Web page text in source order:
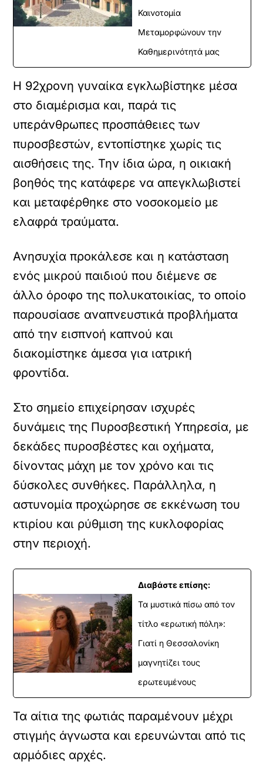
Καινοτομία
Μεταμορφώνουν την
Καθημερινότητά μας
Η 92χρονη γυναίκα εγκλωβίστηκε μέσα
στο διαμέρισμα και, παρά τις
υπεράνθρωπες προσπάθειες των
πυροσβεστών, εντοπίστηκε χωρίς τις
αισθήσεις της. Την ίδια ώρα, η οικιακή
βοηθός της κατάφερε να απεγκλωβιστεί
και μεταφέρθηκε στο νοσοκομείο με
ελαφρά τραύματα.
Ανησυχία προκάλεσε και η κατάσταση
ενός μικρού παιδιού που διέμενε σε
άλλο όροφο της πολυκατοικίας, το οποίο
παρουσίασε αναπνευστικά προβλήματα
από την εισπνοή καπνού και
διακομίστηκε άμεσα για ιατρική
φροντίδα.
Στο σημείο επιχείρησαν ισχυρές
δυνάμεις της Πυροσβεστική Υπηρεσία, με
δεκάδες πυροσβέστες και οχήματα,
δίνοντας μάχη με τον χρόνο και τις
δύσκολες συνθήκες. Παράλληλα, η
αστυνομία προχώρησε σε εκκένωση του
κτιρίου και ρύθμιση της κυκλοφορίας
στην περιοχή.
Διαβάστε επίσης:
Τα μυστικά πίσω από τον
τίτλο «ερωτική πόλη»:
Γιατί η Θεσσαλονίκη
μαγνητίζει τους
ερωτευμένους
Τα αίτια της φωτιάς παραμένουν μέχρι
στιγμής άγνωστα και ερευνώνται από τις
αρμόδιες αρχές.